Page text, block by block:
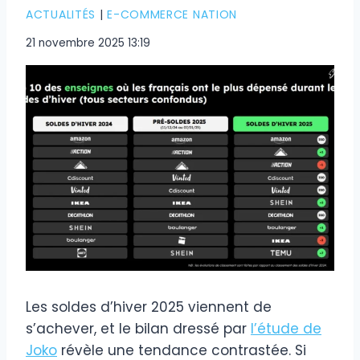
ACTUALITÉS |E-COMMERCE NATION
21 novembre 2025 13:19
Les soldes d’hiver 2025 viennent de
s’achever, et le bilan dressé par l’étude de
Joko révèle une tendance contrastée. Si